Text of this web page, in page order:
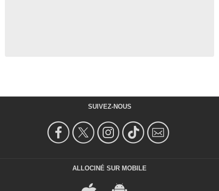
SUIVEZ-NOUS
ALLOCINÉ SUR MOBILE